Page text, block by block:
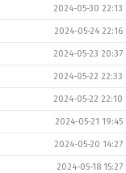
2024-05-30 22:13
2024-05-24 22:16
2024-05-23 20:37
2024-05-22 22:33
2024-05-22 22:10
2024-05-21 19:45
2024-05-20 14:27
2024-05-18 15:27